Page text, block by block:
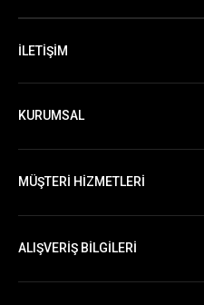
İLETİŞİM
KURUMSAL
MÜŞTERİ HİZMETLERİ
ALIŞVERİŞ BİLGİLERİ